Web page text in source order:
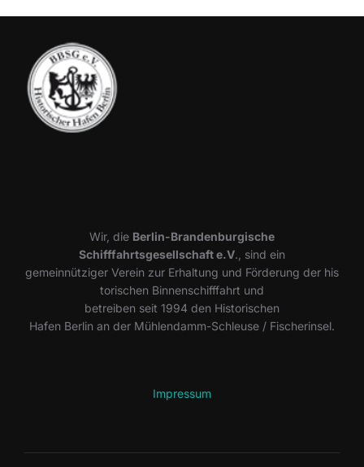
Wir, die Berlin-Brandenburgische
Schifffahrtsgesellschaft e.V., sind ein
gemeinnütziger Verein zur Erhaltung und Förderung der his
torischen Binnenschifffahrt und
betreiben seit 1994 den Historischen
Hafen Berlin an der Mühlendamm-Schleuse / Fischerinsel.
Impressum